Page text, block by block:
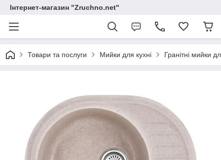
Інтернет-магазин "Zruchno.net"
Товари та послуги Мийки для кухні Гранітні мийки